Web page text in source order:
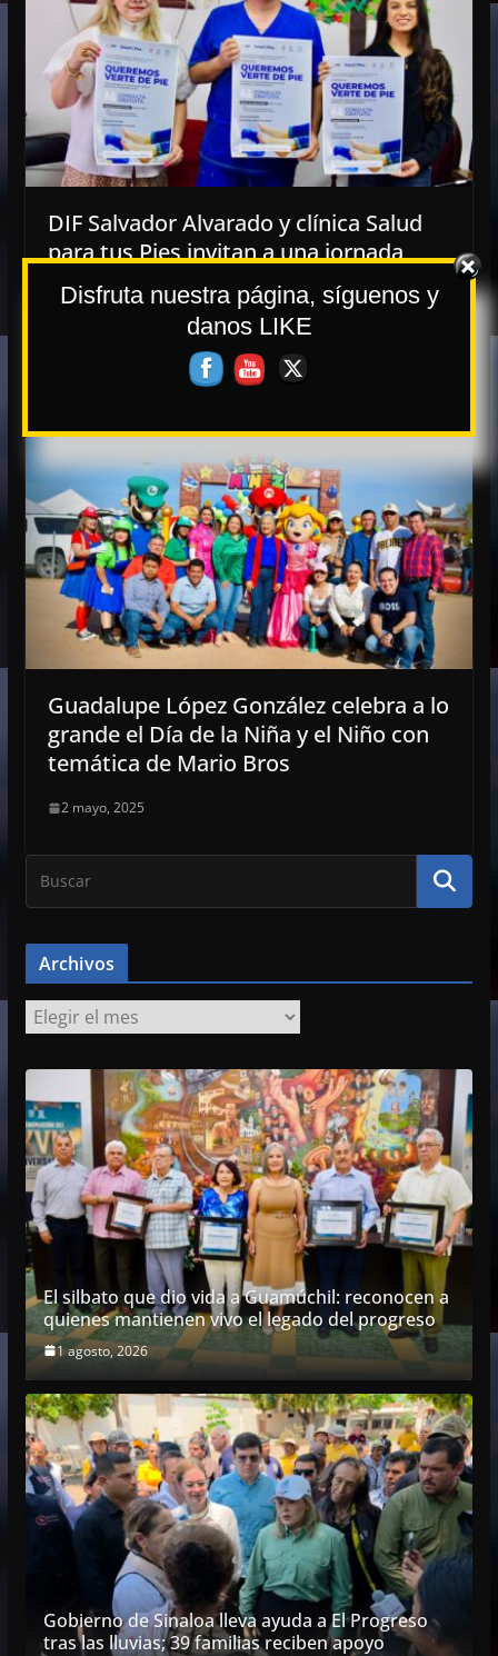
DIF Salvador Alvarado y clínica Salud
para tus Pies invitan a una jornada
gratuita de prevención para pie
diabético
Guadalupe López González celebra a lo
grande el Día de la Niña y el Niño con
temática de Mario Bros
2 mayo, 2025
Archivos
c
h
i
v
o
s
El silbato que dio vida a Guamúchil: reconocen a
quienes mantienen vivo el legado del progreso
1 agosto, 2026
Gobierno de Sinaloa lleva ayuda a El Progreso
tras las lluvias; 39 familias reciben apoyo
Disfruta nuestra página, síguenos y
danos LIKE